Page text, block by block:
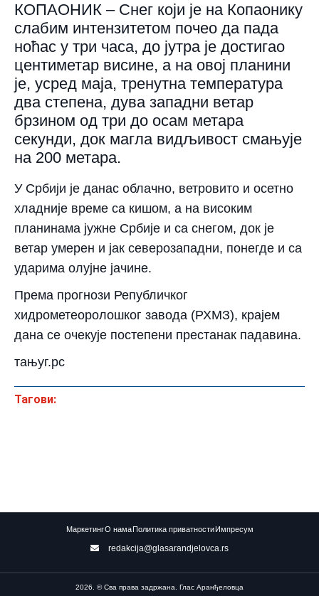
КОПАОНИК – Снег који је на Копаонику
слабим интензитетом почео да пада
ноћас у три часа, до јутра је достигао
центиметар висине, а на овој планини
је, усред маја, тренутна температура
два степена, дува западни ветар
брзином од три до осам метара
секунди, док магла видљивост смањује
на 200 метара.
У Србији је данас облачно, ветровито и осетно
хладније време са кишом, а на високим
планинама јужне Србије и са снегом, док је
ветар умерен и јак северозападни, понегде и са
ударима олујне јачине.
Према прогнози Републичког
хидрометеоролошког завода (РХМЗ), крајем
дана се очекује постепени престанак падавина.
тањуг.рс
Тагови:
МаркетингО нама Политика приватности Импресум
redakcija@glasarandjelovca.rs
2026. © Сва права задржана. Глас Аранђеловца